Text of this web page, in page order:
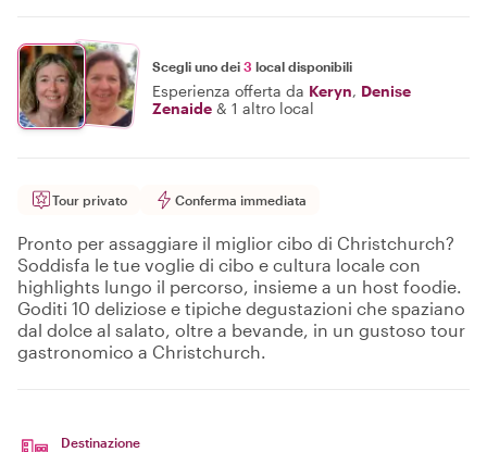
Scegli uno dei 3 local disponibili
Esperienza offerta da Keryn, Denise
Zenaide & 1 altro local
Tour privato Conferma immediata
Pronto per assaggiare il miglior cibo di Christchurch?
Soddisfa le tue voglie di cibo e cultura locale con
highlights lungo il percorso, insieme a un host foodie.
Goditi 10 deliziose e tipiche degustazioni che spaziano
dal dolce al salato, oltre a bevande, in un gustoso tour
gastronomico a Christchurch.
Destinazione